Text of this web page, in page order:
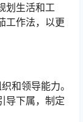
划生活和工
工作法，以更
和领导能力。
导下属，制定